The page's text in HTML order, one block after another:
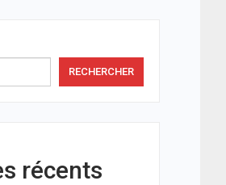
RECHERCHER
récents